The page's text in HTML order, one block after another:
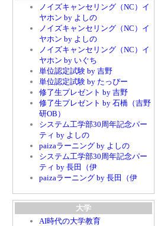
ノイズキャンセリング（NC）イ
ヤホン by よしの
ノイズキャンセリング（NC）イ
ヤホン by よしの
ノイズキャンセリング（NC）イ
ヤホン by いぐち
単位認定試験 by 吉野
単位認定試験 by たっぴー
修了生プレゼント by 吉野
修了生プレゼント by 石橋（吉野
研OB）
システム工学部30周年記念パー
ティ by よしの
paizaラーニング by よしの
システム工学部30周年記念パー
ティ by 長田（伊
paizaラーニング by 長田（伊
大学
AI時代の大学教育